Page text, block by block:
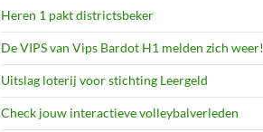
Heren 1 pakt districtsbeker
De VIPS van Vips Bardot H1 melden zich weer!
Uitslag loterij voor stichting Leergeld
Check jouw interactieve volleybalverleden